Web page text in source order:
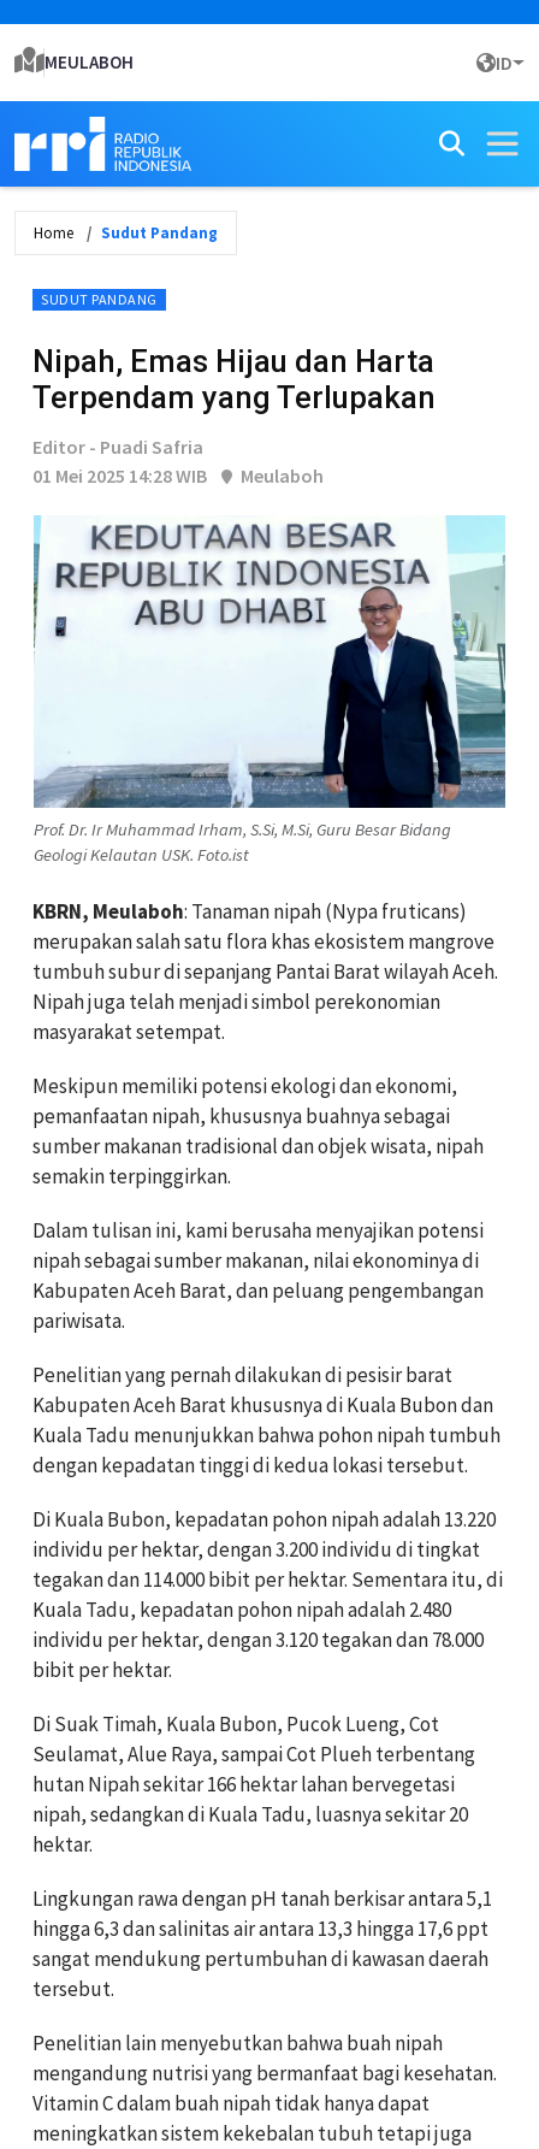
MEULABOH ID
Home Sudut Pandang
SUDUT PANDANG
Nipah, Emas Hijau dan Harta
Terpendam yang Terlupakan
Editor - Puadi Safria
01 Mei 2025 14:28 WIB
Meulaboh
Prof. Dr. Ir Muhammad Irham, S.Si, M.Si, Guru Besar Bidang
Geologi Kelautan USK. Foto.ist
KBRN, Meulaboh: Tanaman nipah (Nypa fruticans)
merupakan salah satu flora khas ekosistem mangrove
tumbuh subur di sepanjang Pantai Barat wilayah Aceh.
Nipah juga telah menjadi simbol perekonomian
masyarakat setempat.
Meskipun memiliki potensi ekologi dan ekonomi,
pemanfaatan nipah, khususnya buahnya sebagai
sumber makanan tradisional dan objek wisata, nipah
semakin terpinggirkan.
Dalam tulisan ini, kami berusaha menyajikan potensi
nipah sebagai sumber makanan, nilai ekonominya di
Kabupaten Aceh Barat, dan peluang pengembangan
pariwisata.
Penelitian yang pernah dilakukan di pesisir barat
Kabupaten Aceh Barat khususnya di Kuala Bubon dan
Kuala Tadu menunjukkan bahwa pohon nipah tumbuh
dengan kepadatan tinggi di kedua lokasi tersebut.
Di Kuala Bubon, kepadatan pohon nipah adalah 13.220
individu per hektar, dengan 3.200 individu di tingkat
tegakan dan 114.000 bibit per hektar. Sementara itu, di
Kuala Tadu, kepadatan pohon nipah adalah 2.480
individu per hektar, dengan 3.120 tegakan dan 78.000
bibit per hektar.
Di Suak Timah, Kuala Bubon, Pucok Lueng, Cot
Seulamat, Alue Raya, sampai Cot Plueh terbentang
hutan Nipah sekitar 166 hektar lahan bervegetasi
nipah, sedangkan di Kuala Tadu, luasnya sekitar 20
hektar.
Lingkungan rawa dengan pH tanah berkisar antara 5,1
hingga 6,3 dan salinitas air antara 13,3 hingga 17,6 ppt
sangat mendukung pertumbuhan di kawasan daerah
tersebut.
Penelitian lain menyebutkan bahwa buah nipah
mengandung nutrisi yang bermanfaat bagi kesehatan.
Vitamin C dalam buah nipah tidak hanya dapat
meningkatkan sistem kekebalan tubuh tetapi juga